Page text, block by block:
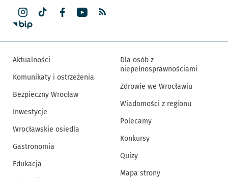
Aktualności
Komunikaty i ostrzeżenia
Bezpieczny Wrocław
Inwestycje
Wrocławskie osiedla
Gastronomia
Edukacja
Dla osób z
niepełnosprawnościami
Zdrowie we Wrocławiu
Wiadomości z regionu
Polecamy
Konkursy
Quizy
Mapa strony